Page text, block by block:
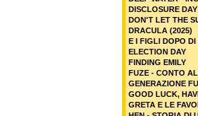
DISCLOSURE DAY
DON'T LET THE
DRACULA (2025)
E I FIGLI DOPO DI
ELECTION DAY
FINDING EMILY
FUZE - CONTO
GENERAZIONE
GOOD LUCK,
GRETA E LE